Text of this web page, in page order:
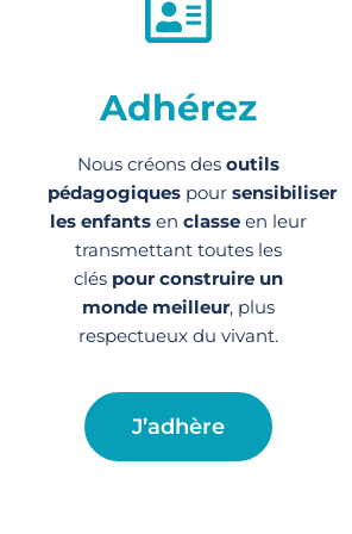
Adhérez
Nous créons des outils
pédagogiques pour sensibiliser
les enfants en classe en leur
transmettant toutes les
clés pour construire un
monde meilleur, plus
respectueux du vivant.
J’adhère